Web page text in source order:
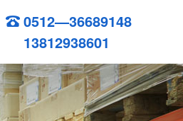
0512—36689148
13812938601